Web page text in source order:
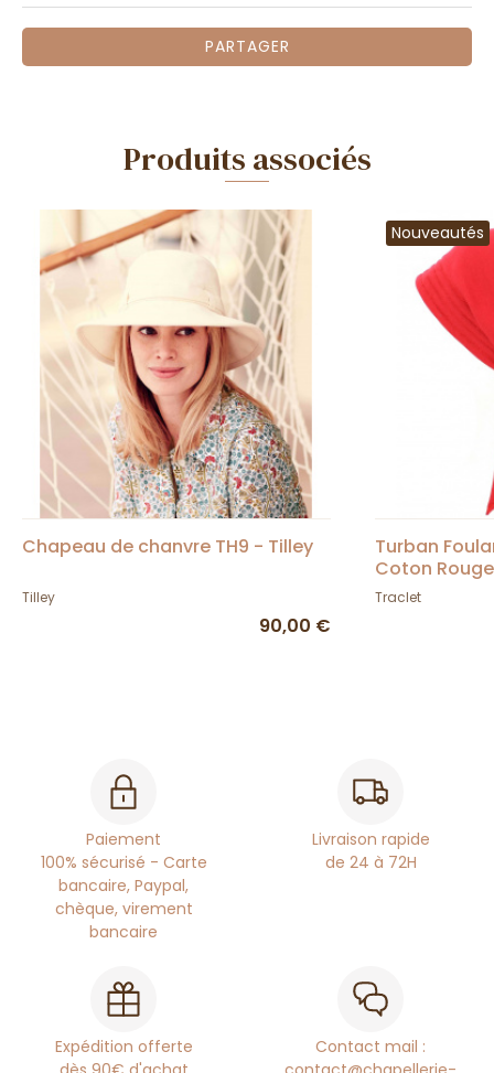
PARTAGER
Produits associés
Chapeau de chanvre TH9 - Tilley
Tilley
90,00 €
Nouveautés
Turban
Coton
Traclet
Paiement
100% sécurisé - Carte
bancaire, Paypal,
chèque, virement
bancaire
Livraison rapide
de 24 à 72H
Expédition offerte
Contact mail :